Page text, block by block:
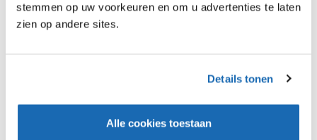
stemmen op uw voorkeuren en om u advertenties te laten
zien op andere sites.
Details tonen
Alle cookies toestaan
WAT LEVEREN WIJ OP?